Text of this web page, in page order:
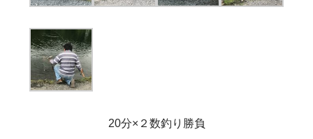
20分×２数釣り勝負